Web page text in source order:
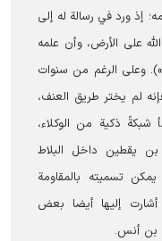
إذ ورد في رسالة له إلى
على الأرض، وأن علمه
وعلى الرغم من سنوات
لم يختر طريق العنف،
شبكةً ذكية من الوكلاء،
يقطين داخل البلاط
تسميته بالمقاومة
أشارت إليها أيضا بعض
بن أنس.